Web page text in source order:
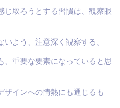
じ取ろうとする習慣は、観察眼
よう、注意深く観察する。
、重要な要素になっていると思
ザインへの情熱にも通じるも